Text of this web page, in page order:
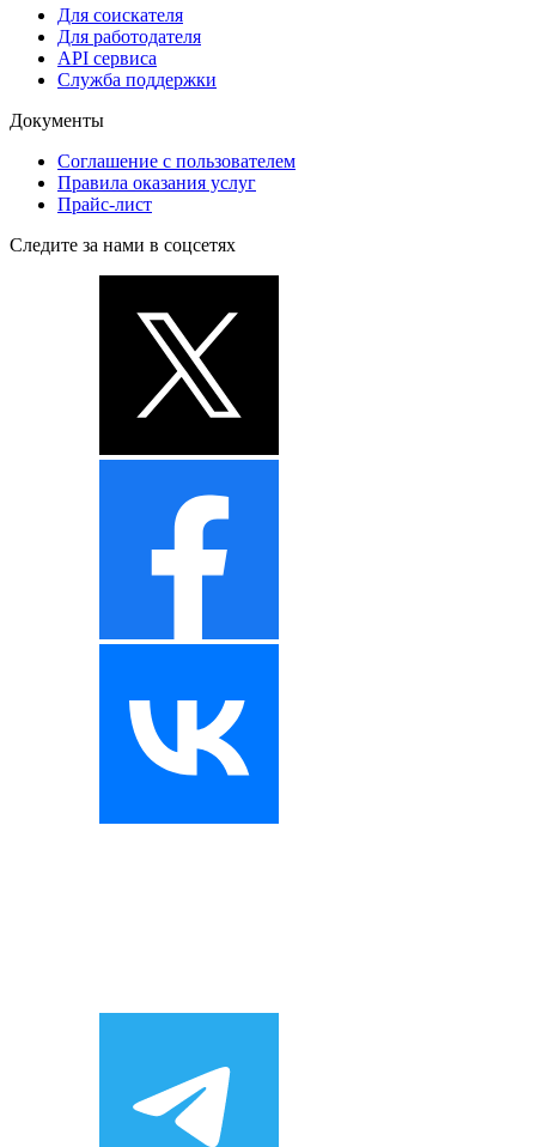
Для соискателя
Для работодателя
API сервиса
Служба поддержки
Документы
Соглашение с пользователем
Правила оказания услуг
Прайс-лист
Следите за нами в соцсетях